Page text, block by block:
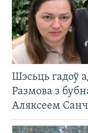
Шэсьць гадоў
Размова з
Аляксеем